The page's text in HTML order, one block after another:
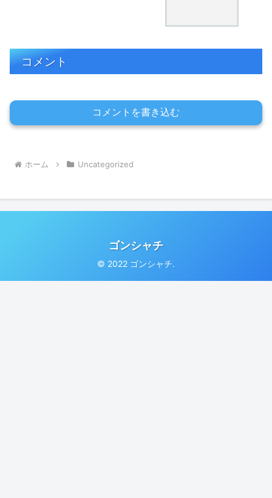
コメント
コメントを書き込む
ホーム Uncategorized
ゴンシャチ
© 2022 ゴンシャチ.